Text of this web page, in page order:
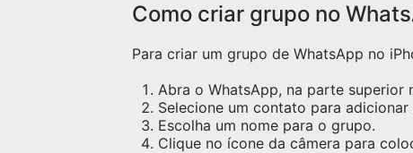
Como criar grupo no
Para criar um grupo de WhatsApp no
Abra o WhatsApp, na parte
Selecione um contato para
Escolha um nome para o grupo.
Clique no ícone da câmera para